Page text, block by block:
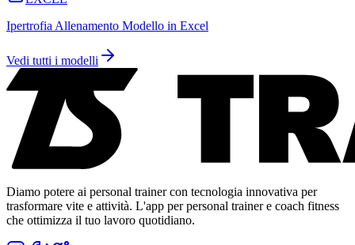
Ipertrofia Allenamento Modello in Excel
Vedi tutti i modelli
Diamo potere ai personal trainer con tecnologia innovativa per
trasformare vite e attività. L'app per personal trainer e coach fitness
che ottimizza il tuo lavoro quotidiano.